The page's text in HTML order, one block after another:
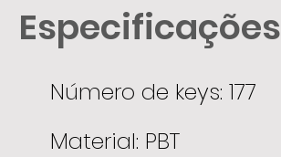
Especificações
Número de keys: 177
Material: PBT